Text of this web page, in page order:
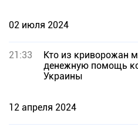
02 июля 2024
21:33
Кто из криворожан
денежную помощь
Украины
12 апреля 2024